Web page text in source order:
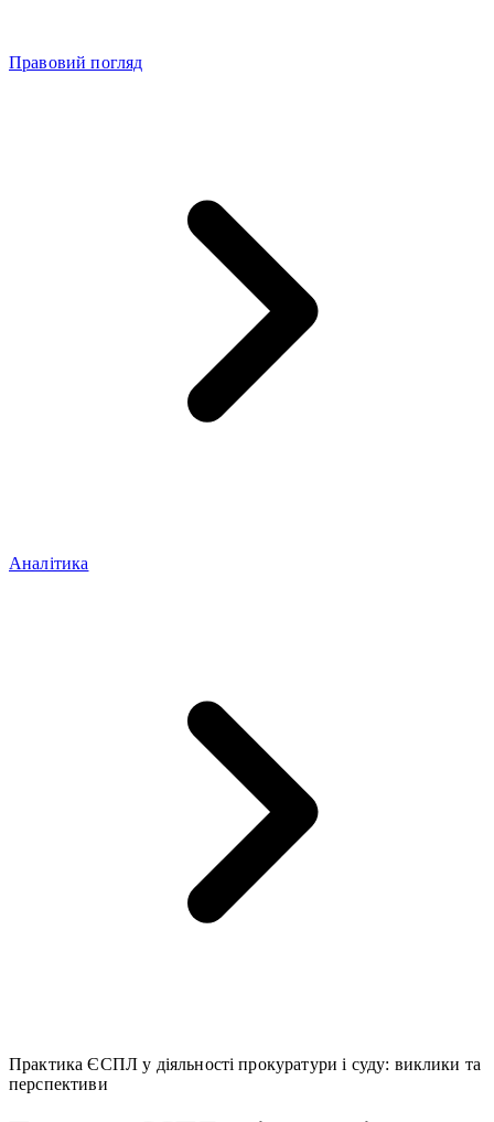
Правовий погляд
Аналітика
Практика ЄСПЛ у діяльності прокуратури і суду: виклики та
перспективи